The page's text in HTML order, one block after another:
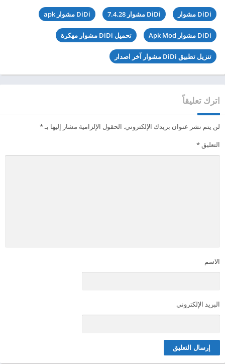
DiDi مشوار DiDi مشوار 7.4.28 DiDi مشوار apk
DiDi مشوار Apk Mod تحميل DiDi مشوار مهكرة
تنزيل تطبيق DiDi مشوار آخر اصدار
اترك تعليقاً
لن يتم نشر عنوان بريدك الإلكتروني. الحقول الإلزامية مشار إليها بـ*
التعليق*
الاسم
البريد الإلكتروني